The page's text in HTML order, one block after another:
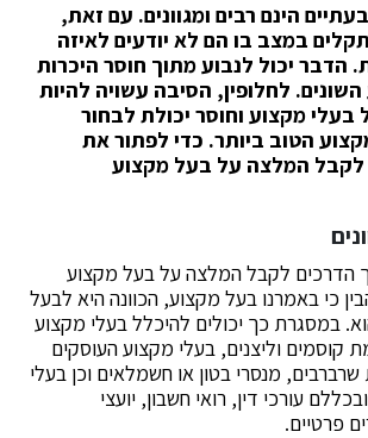
הינם רבים ומגוונים. עם זאת,
במצב בו הם לא יודעים לאיזה
הדבר יכול לנבוע מתוך חוסר היכרות
לחלופין, הסיבה עשויה להיות
בעלי מקצוע וחוסר יכולת לבחור
הטוב ביותר. כדי לפתור את
לקבל המלצה על בעל מקצוע
הדרכים לקבל המלצה על בעל מקצוע
כי באמרנו בעל מקצוע, הכוונה היא לבעל
במסגרת כך יכולים להיכלל בעלי מקצוע
קוסמים וליצנים, בעלי מקצוע העוסקים
מנסרי בטון או חשמלאים וכן בעלי
עורכי דין, רואי חשבון, יועצי
פרטיים.